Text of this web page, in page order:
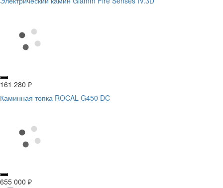
161 280 ₽
Каминная топка ROCAL G450 DC
655 000 ₽